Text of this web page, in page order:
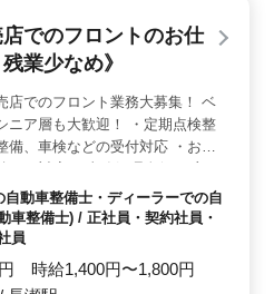
多彩な雇用形態を用意して
上の資格をお持ちで、普通自
通勤手当が魅力です。 ＜
制で柔軟な働き方が可能で
ります。日、祝はしっかり
始、GW休暇も充実していま
環境で、楽しく長く働ける魅
でのフロントのお仕
業少なめ》
店でのフロント業務大募集！ ベ
ニア層も大歓迎！ ・定期点検整
備、車検などの受付対応 ・お客
もり対応 ・事務処理全般 ・主に
営業車、小型貨物 ＊50歳以上も
までの経験を活かしてください
動車整備士・ディーラーでの自
車整備士) / 正社員・契約社員・
員
時給1,400円〜1,800円